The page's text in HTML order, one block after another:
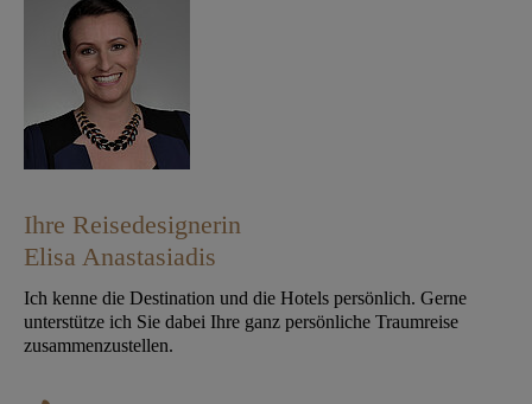
Ihre Reisedesignerin
Elisa Anastasiadis
Ich kenne die Destination und die Hotels persönlich. Gerne
unterstütze ich Sie dabei Ihre ganz persönliche Traumreise
zusammenzustellen.